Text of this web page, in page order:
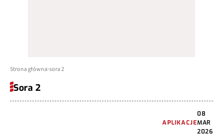
Strona główna sora 2
Sora 2
APLIKACJE
08
MAR
2026